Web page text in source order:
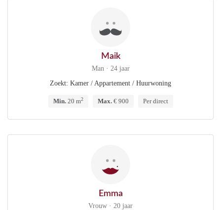
Maik
Man · 24 jaar
Zoekt: Kamer / Appartement / Huurwoning
Min.20 m2 Max.€ 900 Per direct
Emma
Vrouw · 20 jaar